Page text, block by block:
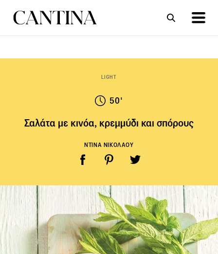
LIGHT
50'
Σαλάτα με κινόα, κρεμμύδι και σπόρους
ΝΤΙΝΑ ΝΙΚΟΛΑΟΥ